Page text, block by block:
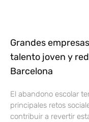
Grandes
talento joven y
Barcelona
El abandono escolar
principales retos
contribuir a revertir